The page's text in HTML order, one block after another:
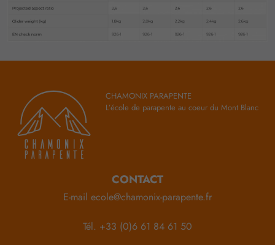
CHAMONIX PARAPENTE
L’école de parapente au coeur du Mont Blanc
CONTACT
E-mail ecole@chamonix-parapente.fr
Tél. +33 (0)6 61 84 61 50